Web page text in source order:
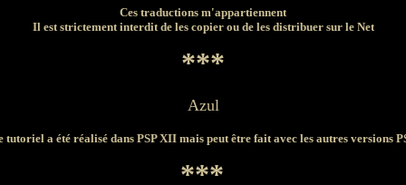
Ces traductions m'appartiennent
Il est strictement interdit de les copier ou de les distribuer sur le Net
***
Azul
tutoriel a été réalisé dans PSP XII mais peut être fait avec les autres versions
***